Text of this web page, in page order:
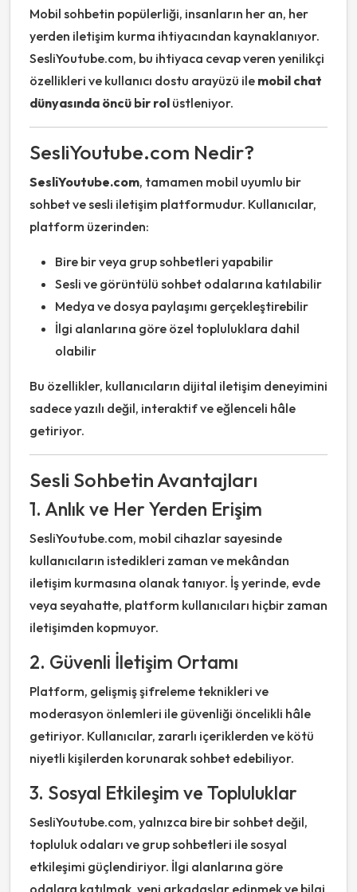
Mobil sohbetin popülerliği, insanların her an, her
yerden iletişim kurma ihtiyacından kaynaklanıyor.
SesliYoutube.com, bu ihtiyaca cevap veren yenilikçi
özellikleri ve kullanıcı dostu arayüzü ile mobil chat
dünyasında öncü bir rol üstleniyor.
SesliYoutube.com Nedir?
SesliYoutube.com, tamamen mobil uyumlu bir
sohbet ve sesli iletişim platformudur. Kullanıcılar,
platform üzerinden:
Bire bir veya grup sohbetleri yapabilir
Sesli ve görüntülü sohbet odalarına katılabilir
Medya ve dosya paylaşımı gerçekleştirebilir
İlgi alanlarına göre özel topluluklara dahil
olabilir
Bu özellikler, kullanıcıların dijital iletişim deneyimini
sadece yazılı değil, interaktif ve eğlenceli hâle
getiriyor.
Sesli Sohbetin Avantajları
1. Anlık ve Her Yerden Erişim
SesliYoutube.com, mobil cihazlar sayesinde
kullanıcıların istedikleri zaman ve mekândan
iletişim kurmasına olanak tanıyor. İş yerinde, evde
veya seyahatte, platform kullanıcıları hiçbir zaman
iletişimden kopmuyor.
2. Güvenli İletişim Ortamı
Platform, gelişmiş şifreleme teknikleri ve
moderasyon önlemleri ile güvenliği öncelikli hâle
getiriyor. Kullanıcılar, zararlı içeriklerden ve kötü
niyetli kişilerden korunarak sohbet edebiliyor.
3. Sosyal Etkileşim ve Topluluklar
SesliYoutube.com, yalnızca bire bir sohbet değil,
topluluk odaları ve grup sohbetleri ile sosyal
etkileşimi güçlendiriyor. İlgi alanlarına göre